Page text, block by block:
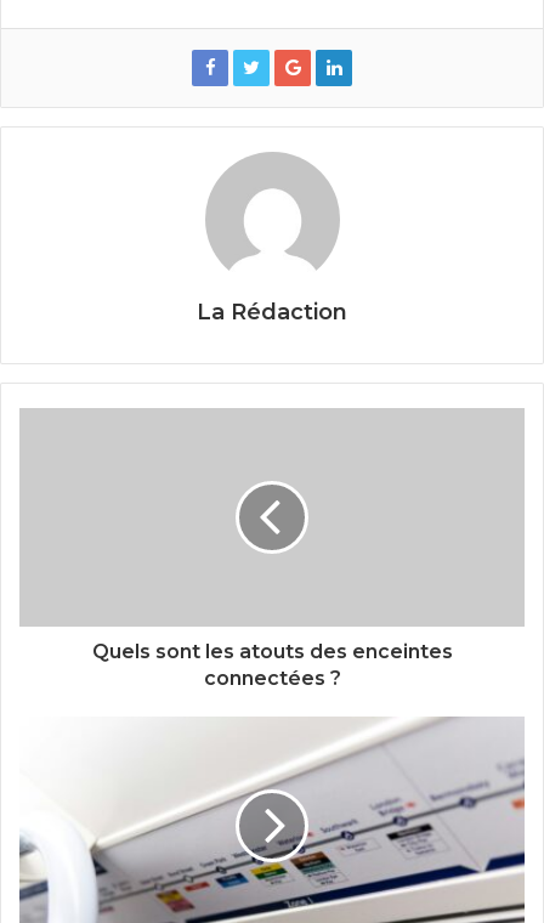
La Rédaction
Quels sont les atouts des enceintes
connectées ?